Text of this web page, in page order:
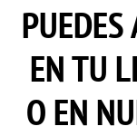
EN TU
O EN